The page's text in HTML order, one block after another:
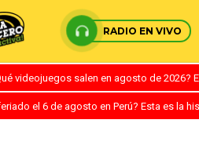
RADIO EN VIVO
videojuegos salen en agosto de
el 6 de agosto en Perú? Esta es la